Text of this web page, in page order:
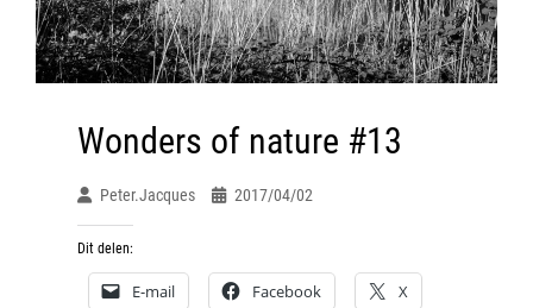
Wonders of nature #13
Peter.jacques 2017/04/02
Dit delen:
E-mail Facebook X